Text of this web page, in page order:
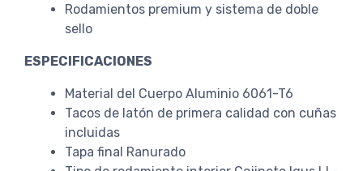
Rodamientos premium y sistema de doble
sello
ESPECIFICACIONES
Material del Cuerpo Aluminio 6061-T6
Tacos de latón de primera calidad con cuñas
incluidas
Tapa final Ranurado